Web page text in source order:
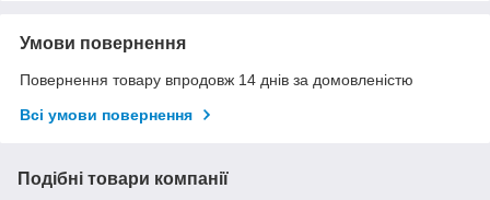
Умови повернення
Повернення товару впродовж 14 днів за домовленістю
Всі умови повернення
Подібні товари компанії